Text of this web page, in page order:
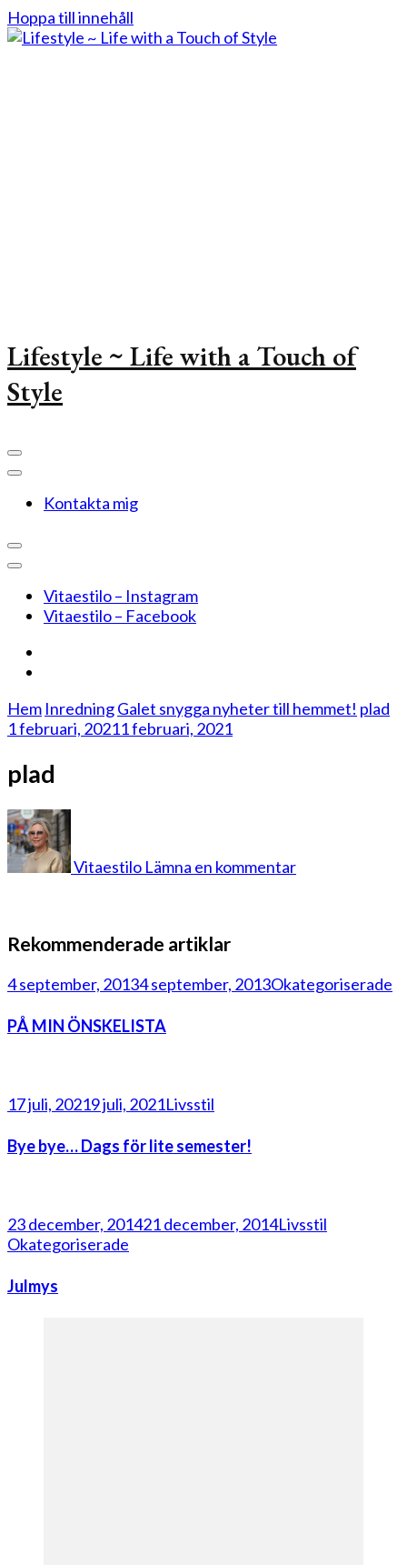
Hoppa till innehåll
Lifestyle ~ Life with a Touch of
Style
Kontakta mig
Vitaestilo – Instagram
Vitaestilo – Facebook
Hem InredningGalet snygga nyheter till hemmet! plad
1 februari, 20211 februari, 2021
plad
Vitaestilo Lämna en kommentar
Rekommenderade artiklar
4 september, 20134 september, 2013Okategoriserade
PÅ MIN ÖNSKELISTA
17 juli, 20219 juli, 2021Livsstil
Bye bye… Dags för lite semester!
23 december, 201421 december, 2014Livsstil
Okategoriserade
Julmys